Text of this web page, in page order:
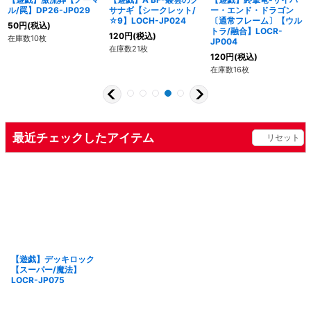
ル/罠】DP26-JP029
50円(税込)
在庫数10枚
サナギ【シークレット/
☆9】LOCH-JP024
120円(税込)
在庫数21枚
ー・エンド・ドラゴン
〔通常フレーム〕【ウル
トラ/融合】LOCR-
JP004
120円(税込)
在庫数16枚
最近チェックしたアイテム リセット
【遊戯】デッキロック
【スーパー/魔法】
LOCR-JP075